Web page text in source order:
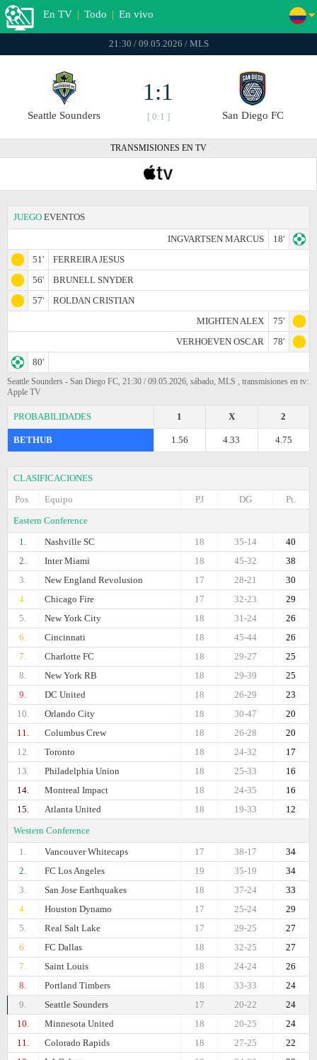
En TV | Todo | En vivo
21:30 / 09.05.2026 / MLS
Seattle Sounders
1:1
[ 0:1 ] San Diego FC
TRANSMISIONES EN TV
JUEGO EVENTOS
INGVARTSEN MARCUS
18'
51'
FERREIRA JESUS
56'
BRUNELL SNYDER
57'
ROLDAN CRISTIAN
MIGHTEN ALEX
75'
VERHOEVEN OSCAR
78'
80'
Seattle Sounders - San Diego FC, 21:30 / 09.05.2026, sábado, MLS , transmisiones en tv:
Apple TV
PROBABILIDADES 2
X
1
BETHUB 4.75
4.33
1.56
CLASIFICACIONES
Pos.
Equipo Pt.
DG
PJ
Eastern Conference
1.
Nashville SC 40
35-14
18
2.
Inter Miami 38
45-32
18
3.
New England Revolusion 30
28-21
17
4.
Chicago Fire 29
32-23
17
5.
New York City 26
31-24
18
6.
Cincinnati 26
45-44
18
7.
Charlotte FC 25
29-27
18
8.
New York RB 25
29-39
18
9.
DC United 23
26-29
18
10.
Orlando City 20
30-47
18
11.
Columbus Crew 20
26-28
18
12.
Toronto 17
24-32
18
13.
Philadelphia Union 16
25-33
18
14.
Montreal Impact 16
24-35
18
15.
Atlanta United 12
19-33
18
Western Conference
1.
Vancouver Whitecaps 34
38-17
17
2.
FC Los Angeles 34
35-19
19
3.
San Jose Earthquakes 33
37-24
18
4.
Houston Dynamo 29
25-24
17
5.
Real Salt Lake 27
29-25
17
6.
FC Dallas 27
32-25
18
7.
Saint Louis 26
24-24
18
8.
Portland Timbers 24
33-33
18
9.
Seattle Sounders 24
20-22
17
10.
Minnesota United 24
20-25
18
11.
Colorado Rapids 22
27-25
18